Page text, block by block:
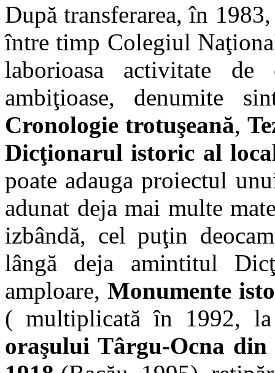
După transferarea, în
între timp Colegiul
laborioasa activitate de
ambiţioase, denumite
Cronologie trotuşeană,
Dicţionarul istoric al
poate adauga proiectul
adunat deja mai multe
izbândă, cel puţin
lângă deja amintitul
amploare, Monumente
( multiplicată în 1992,
oraşului Târgu-Ocna